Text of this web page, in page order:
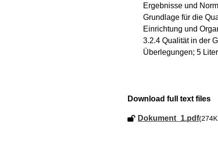
Ergebnisse und
Grundlage für die
Einrichtung und
3.2.4 Qualität in der
Überlegungen; 5
Download full text files
Dokument_1.pdf